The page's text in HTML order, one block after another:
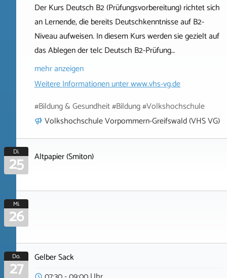
Der Kurs Deutsch B2 (Prüfungsvorbereitung) richtet sich
an Lernende, die bereits Deutschkenntnisse auf B2-
Niveau aufweisen. In diesem Kurs werden sie gezielt auf
das Ablegen der telc Deutsch B2-Prüfung…
mehr anzeigen
Weitere Informationen unterwww.vhs-vg.de
#Bildung & Gesundheit #Bildung #Volkshochschule
Volkshochschule Vorpommern-Greifswald (VHS VG)
Di.
25 Altpapier (Smiton)
Mi.
26
Do.
27
Gelber Sack